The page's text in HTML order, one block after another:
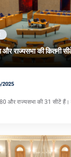
राज्यसभा की कितनी
2025
और राज्यसभा की 31 सीटें हैं।